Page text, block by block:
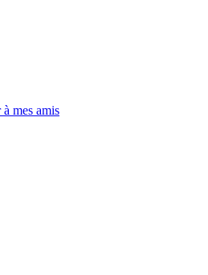
mes amis